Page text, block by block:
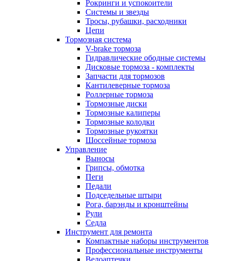
Рокринги и успокоители
Системы и звезды
Тросы, рубашки, расходники
Цепи
Тормозная система
V-brake тормоза
Гидравлические ободные системы
Дисковые тормоза - комплекты
Запчасти для тормозов
Кантилеверные тормоза
Роллерные тормоза
Тормозные диски
Тормозные калиперы
Тормозные колодки
Тормозные рукоятки
Шоссейные тормоза
Управление
Выносы
Грипсы, обмотка
Пеги
Педали
Подседельные штыри
Рога, барэнды и кронштейны
Рули
Седла
Инструмент для ремонта
Компактные наборы инструментов
Профессиональные инструменты
Велоаптечки